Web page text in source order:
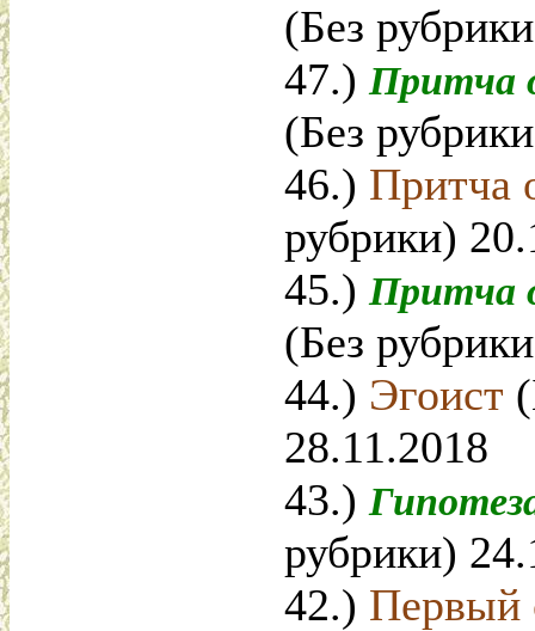
(Без
47.) Притча
(Без
46.) Притча
рубрики)
45.) Притча
(Без
44.) Эгоист
28.11.2018
43.)
рубрики)
42.) Первый